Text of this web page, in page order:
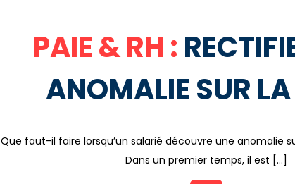
PAIE & RH :
ANOMALIE SUR
Que faut-il faire lorsqu’un salarié découvre une anomalie
Dans un premier temps, il est […]